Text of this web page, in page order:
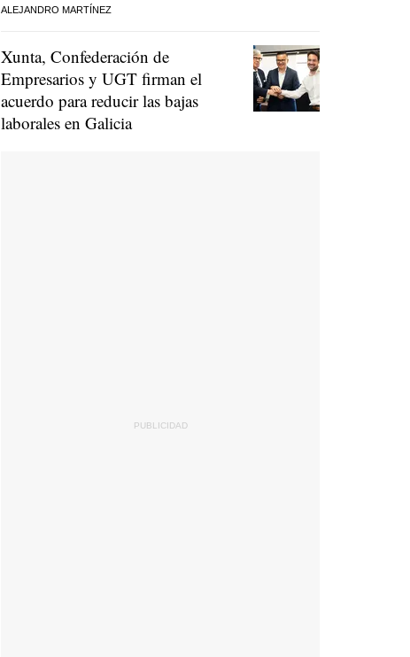
ALEJANDRO MARTÍNEZ
Xunta, Confederación de
Empresarios y UGT firman el
acuerdo para reducir las bajas
laborales en Galicia